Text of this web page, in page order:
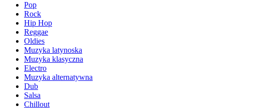
Pop
Rock
Hip Hop
Reggae
Oldies
Muzyka latynoska
Muzyka klasyczna
Electro
Muzyka alternatywna
Dub
Salsa
Chillout